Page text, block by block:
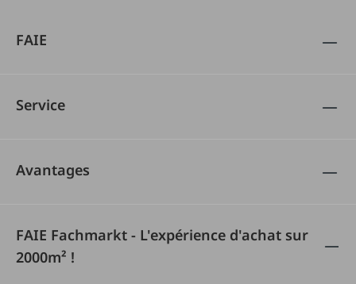
FAIE
Service
Avantages
FAIE Fachmarkt - L'expérience d'achat sur
2000m² !